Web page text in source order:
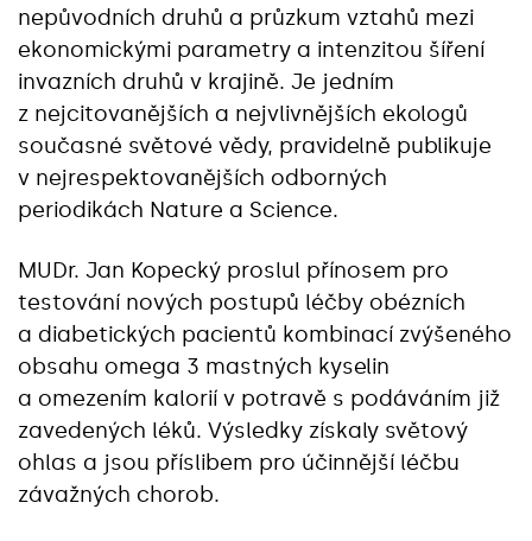
nepůvodních druhů a průzkum vztahů mezi
ekonomickými parametry a intenzitou šíření
invazních druhů v krajině. Je jedním
z nejcitovanějších a nejvlivnějších ekologů
současné světové vědy, pravidelně publikuje
v nejrespektovanějších odborných
periodikách Nature a Science.
MUDr. Jan Kopecký proslul přínosem pro
testování nových postupů léčby obézních
a diabetických pacientů kombinací zvýšeného
obsahu omega 3 mastných kyselin
a omezením kalorií v potravě s podáváním již
zavedených léků. Výsledky získaly světový
ohlas a jsou příslibem pro účinnější léčbu
závažných chorob.